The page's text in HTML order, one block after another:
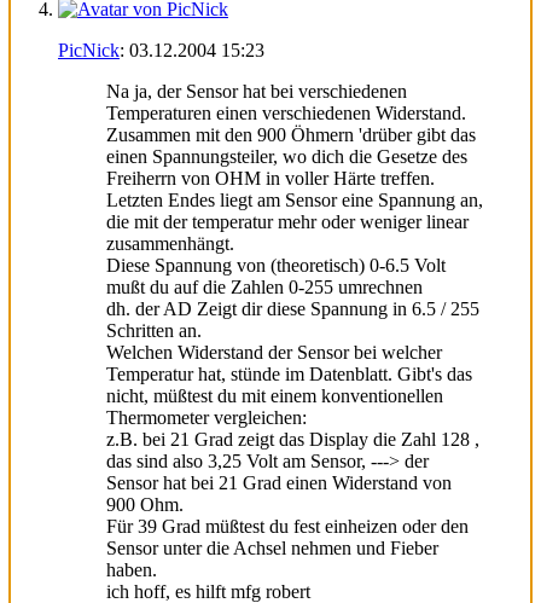
PicNick: 03.12.2004 15:23
Na ja, der Sensor hat bei verschiedenen
Temperaturen einen verschiedenen Widerstand.
Zusammen mit den 900 Öhmern 'drüber gibt das
einen Spannungsteiler, wo dich die Gesetze des
Freiherrn von OHM in voller Härte treffen.
Letzten Endes liegt am Sensor eine Spannung an,
die mit der temperatur mehr oder weniger linear
zusammenhängt.
Diese Spannung von (theoretisch) 0-6.5 Volt
mußt du auf die Zahlen 0-255 umrechnen
dh. der AD Zeigt dir diese Spannung in 6.5 / 255
Schritten an.
Welchen Widerstand der Sensor bei welcher
Temperatur hat, stünde im Datenblatt. Gibt's das
nicht, müßtest du mit einem konventionellen
Thermometer vergleichen:
z.B. bei 21 Grad zeigt das Display die Zahl 128 ,
das sind also 3,25 Volt am Sensor, ---> der
Sensor hat bei 21 Grad einen Widerstand von
900 Ohm.
Für 39 Grad müßtest du fest einheizen oder den
Sensor unter die Achsel nehmen und Fieber
haben.
ich hoff, es hilft mfg robert